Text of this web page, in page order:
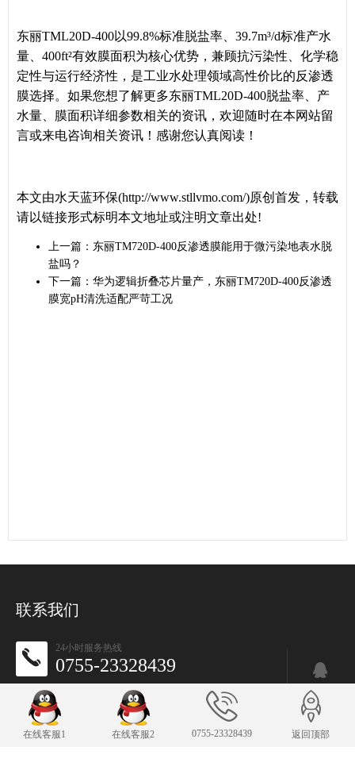
东丽TML20D-400以99.8%标准脱盐率、39.7m³/d标准产水
量、400ft²有效膜面积为核心优势，兼顾抗污染性、化学稳
定性与运行经济性，是工业水处理领域高性价比的反渗透
膜选择。如果您想了解更多东丽TML20D-400脱盐率、产
水量、膜面积详细参数相关的资讯，欢迎随时在本网站留
言或来电咨询相关资讯！感谢您认真阅读！
本文由水天蓝环保(http://www.stllvmo.com/)原创首发，转载
请以链接形式标明本文地址或注明文章出处!
上一篇： 东丽TM720D-400反渗透膜能用于微污染地表水脱
盐吗？
下一篇： 华为逻辑折叠芯片量产，东丽TM720D-400反渗透
膜宽pH清洗适配严苛工况
联系我们
24小时服务热线
0755-23328439
传 真：0755-23328439
E-mail：3251589577@qq.com
手机：13378406066
在线客服1 在线客服2 0755-23328439 返回顶部